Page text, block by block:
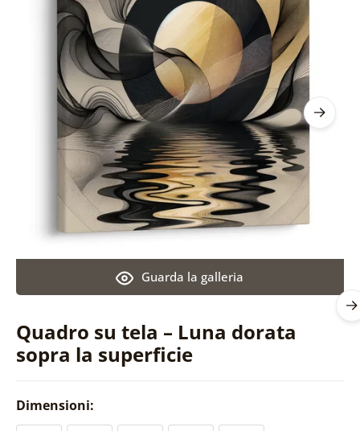
Quadro su tela – Luna dorata
sopra la superficie
Guarda la galleria
Dimensioni: